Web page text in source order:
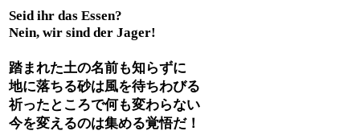
Seid ihr das Essen?
Nein, wir sind der Jager!
踏まれた土の名前も知らずに
地に落ちる砂は風を待ちわびる
祈ったところで何も変わらない
今を変えるのは集める覚悟だ！